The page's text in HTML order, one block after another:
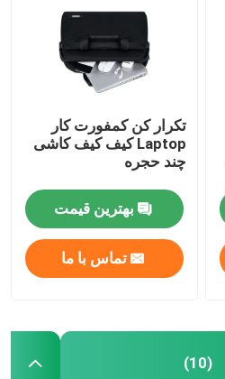
تکرار کن کمفورت کار
Laptop کیف کیف کاشی
چند حجره
بهترین قیمت
تماس با ما
(10)